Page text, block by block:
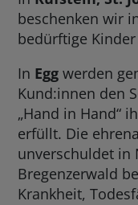
beschenken wir
bedürftige
In Egg werden
Kund:innen den
„Hand in Hand“
erfüllt. Die
unverschuldet in
Bregenzerwald
Krankheit,